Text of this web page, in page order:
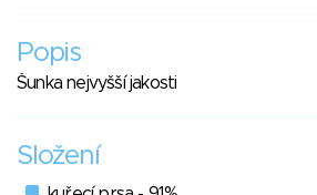
Popis
Šunka nejvyšší jakosti
Složení